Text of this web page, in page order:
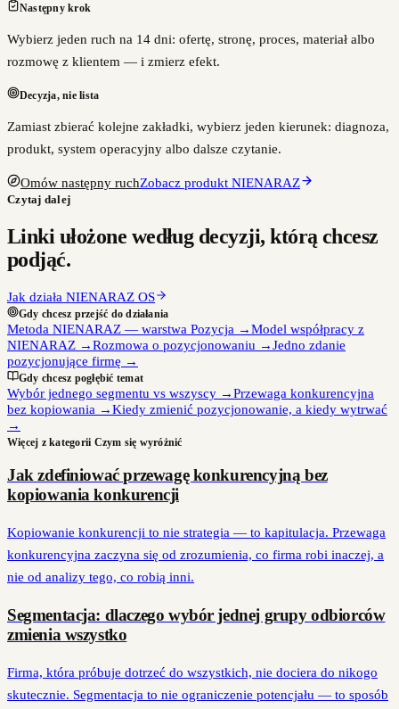
Następny krok
Wybierz jeden ruch na 14 dni: ofertę, stronę, proces, materiał albo
rozmowę z klientem — i zmierz efekt.
Decyzja, nie lista
Zamiast zbierać kolejne zakładki, wybierz jeden kierunek: diagnoza,
produkt, system operacyjny albo dalsze czytanie.
Omów następny ruchZobacz produkt NIENARAZ
Czytaj dalej
Linki ułożone według decyzji, którą chcesz
podjąć.
Jak działa NIENARAZ OS
Gdy chcesz przejść do działania
Metoda NIENARAZ — warstwa Pozycja →Model współpracy z
NIENARAZ →Rozmowa o pozycjonowaniu →Jedno zdanie
pozycjonujące firmę →
Gdy chcesz pogłębić temat
Wybór jednego segmentu vs wszyscy →Przewaga konkurencyjna
bez kopiowania →Kiedy zmienić pozycjonowanie, a kiedy wytrwać
→
Więcej z kategorii Czym się wyróżnić
Jak zdefiniować przewagę konkurencyjną bez
kopiowania konkurencji
Kopiowanie konkurencji to nie strategia — to kapitulacja. Przewaga
konkurencyjna zaczyna się od zrozumienia, co firma robi inaczej, a
nie od analizy tego, co robią inni.
Segmentacja: dlaczego wybór jednej grupy odbiorców
zmienia wszystko
Firma, która próbuje dotrzeć do wszystkich, nie dociera do nikogo
skutecznie. Segmentacja to nie ograniczenie potencjału — to sposób